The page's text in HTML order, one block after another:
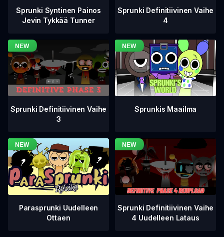
Sprunki Syntinen Painos
Jevin Tykkää Tunner
Sprunki Definitiivinen Vaihe
4
Sprunki Definitiivinen Vaihe
3
Sprunkis Maailma
Parasprunki Uudelleen
Ottaen
Sprunki Definitiivinen Vaihe
4 Uudelleen Lataus